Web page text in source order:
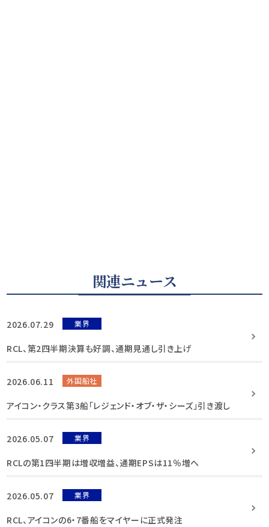
関連ニュース
2026.07.29 業界
RCL、第2四半期決算も好調、通期見通し引き上げ
2026.06.11 外国船社
アイコン・クラス第3船「レジェンド・オブ・ザ・シーズ」引き渡し
2026.05.07 業界
RCLの第1四半期は増収増益、通期EPSは11％増へ
2026.05.07 業界
RCL、アイコンの6・7番船をマイヤーに正式発注